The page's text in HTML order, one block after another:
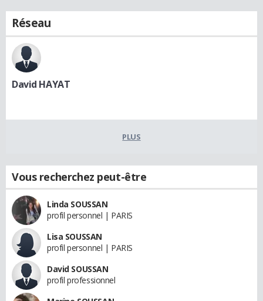
Réseau
David HAYAT
PLUS
Vous recherchez peut-être
Linda SOUSSAN
profil personnel | PARIS
Lisa SOUSSAN
profil personnel | PARIS
David SOUSSAN
profil professionnel